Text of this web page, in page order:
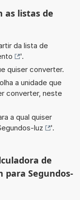
as listas de
da lista de
'.
quiser converter.
a unidade que
converter, neste
a qual quiser
luz '.
de
para Segundos-